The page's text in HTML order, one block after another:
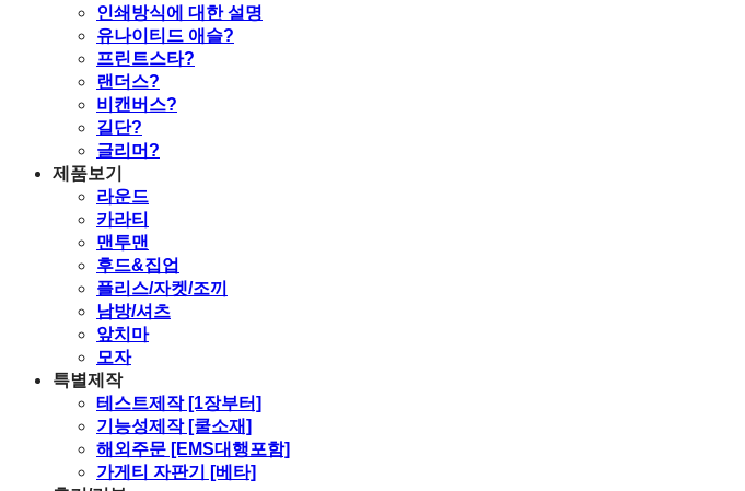
인쇄방식에 대한 설명
유나이티드 애슬?
프린트스타?
랜더스?
비캔버스?
길단?
글리머?
제품보기
라운드
카라티
맨투맨
후드&집업
플리스/자켓/조끼
남방/셔츠
앞치마
모자
특별제작
테스트제작 [1장부터]
기능성제작 [쿨소재]
해외주문 [EMS대행포함]
가게티 자판기 [베타]